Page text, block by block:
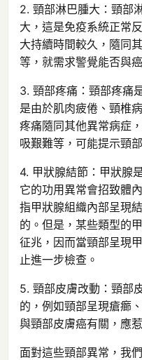
2. 頸部淋巴腫大：頸部
大，這是免疫系統正常
大持續時間較久，隨同
等，就需求警覺能否與
3. 頸部疼痛：頸部疼痛
是由於肌肉疲倦、頸椎
疼痛隨同其他異常病症
吸艱難等，可能提示頸
4. 甲狀腺結節：甲狀腺
它的功用異常會招致體
指甲狀腺組織內部呈現
的。但是，某些類型的
征兆，因而當頸部呈現
止進一步檢查。
5. 頸部皮膚改動：頸部
的，例如頸部呈現瘡癤
與頸部皮膚癌有關，應
面對這些頸部異常，我